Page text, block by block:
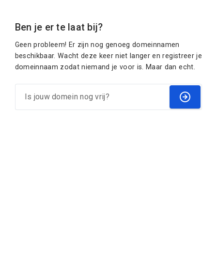
Ben je er te laat bij?
Geen probleem! Er zijn nog genoeg domeinnamen
beschikbaar. Wacht deze keer niet langer en registreer je
domeinnaam zodat niemand je voor is. Maar dan echt.